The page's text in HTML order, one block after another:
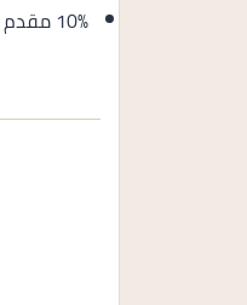
10% مقدم حجز و أيضا تقسيط الباقي من المبلغ على 10 سنوات بالتساوي.